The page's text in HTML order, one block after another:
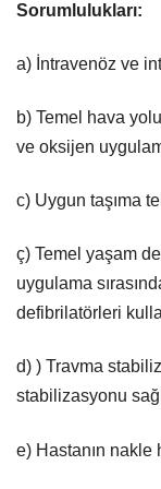
Sorumlulukları:
a) İntravenöz ve
b) Temel hava
ve oksijen
c) Uygun taşıma
ç) Temel yaşam
uygulama
defibrilatörleri
d) ) Travma
stabilizasyonu
e) Hastanın nakle